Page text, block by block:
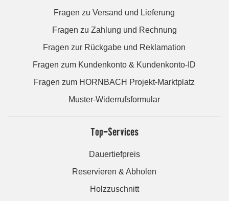
Fragen zu Versand und Lieferung
Fragen zu Zahlung und Rechnung
Fragen zur Rückgabe und Reklamation
Fragen zum Kundenkonto & Kundenkonto-ID
Fragen zum HORNBACH Projekt-Marktplatz
Muster-Widerrufsformular
Top-Services
Dauertiefpreis
Reservieren & Abholen
Holzzuschnitt